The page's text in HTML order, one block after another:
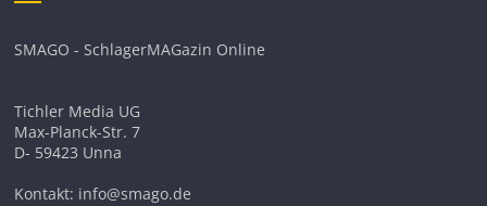
SMAGO - SchlagerMAGazin Online
Tichler Media UG
Max-Planck-Str. 7
D- 59423 Unna
Kontakt: info@smago.de